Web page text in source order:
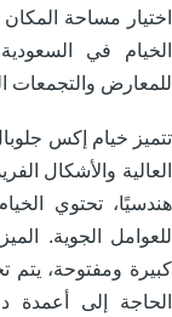
مساحة
في
والتجمعات
خيام إكس
والأشكال
تحتوي
الجوية.
ومفتوحة، يتم
إلى أعمدة